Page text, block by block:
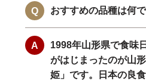
おすすめの品種は何
1998年山形県で食味
がはじまったのが山
姫」です。日本の良